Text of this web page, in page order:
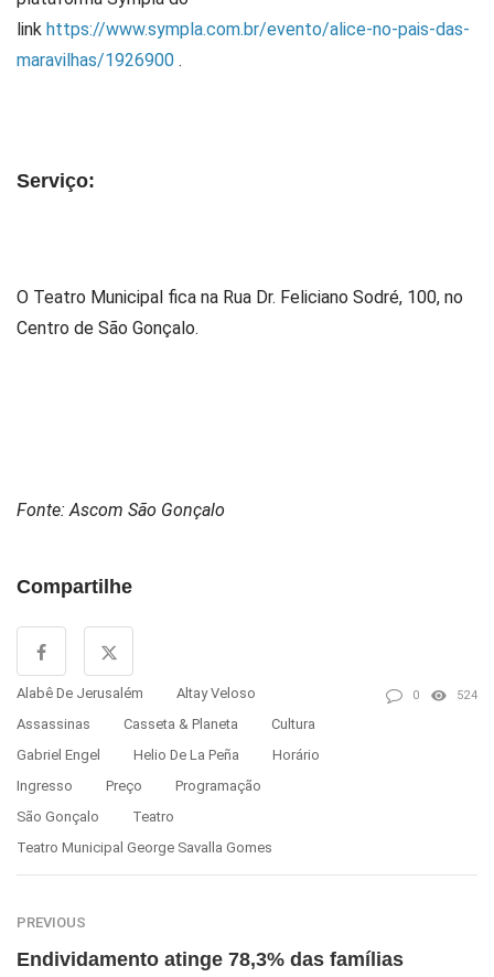
link https://www.sympla.com.br/evento/alice-no-pais-das-
maravilhas/1926900 .
Serviço:
O Teatro Municipal fica na Rua Dr. Feliciano Sodré, 100, no
Centro de São Gonçalo.
Fonte: Ascom São Gonçalo
Compartilhe
Alabê De Jerusalém
Altay Veloso
Assassinas
Casseta & Planeta
Cultura
Gabriel Engel
Helio De La Peña
Horário
Ingresso
Preço
Programação
São Gonçalo
Teatro
Teatro Municipal George Savalla Gomes
0 524
PREVIOUS
Endividamento atinge 78,3% das famílias